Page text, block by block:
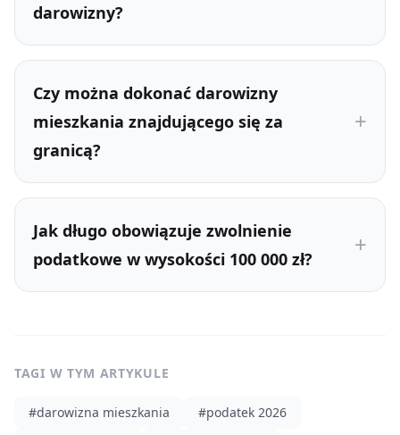
darowizny?
Czy można dokonać darowizny
mieszkania znajdującego się za
granicą?
Jak długo obowiązuje zwolnienie
podatkowe w wysokości 100 000 zł?
TAGI W TYM ARTYKULE
#darowizna mieszkania #podatek 2026